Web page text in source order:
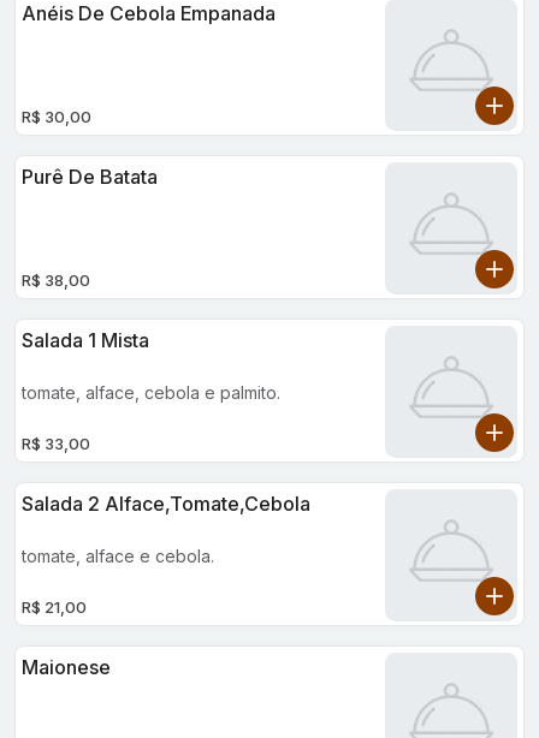
Anéis De Cebola Empanada
R$ 30,00
Purê De Batata
R$ 38,00
Salada 1 Mista
tomate, alface, cebola e palmito.
R$ 33,00
Salada 2 Alface,tomate,cebola
tomate, alface e cebola.
R$ 21,00
Maionese